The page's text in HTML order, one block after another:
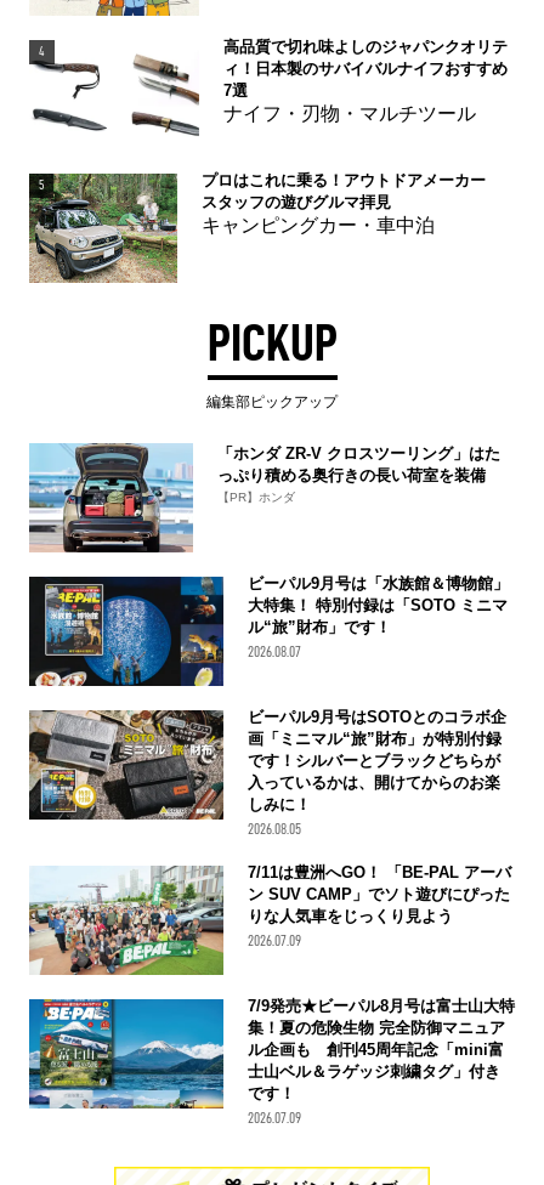
4
高品質で切れ味よしのジャパンクオリテ
ィ！日本製のサバイバルナイフおすすめ
7選
ナイフ・刃物・マルチツール
5
プロはこれに乗る！アウトドアメーカー
スタッフの遊びグルマ拝見
キャンピングカー・車中泊
PICKUP
編集部ピックアップ
「ホンダ ZR-V クロスツーリング」はた
っぷり積める奥行きの長い荷室を装備
【PR】ホンダ
ビーパル9月号は「水族館＆博物館」
大特集！ 特別付録は「SOTO ミニマ
ル“旅”財布」です！
2026.08.07
ビーパル9月号はSOTOとのコラボ企
画「ミニマル“旅”財布」が特別付録
です！シルバーとブラックどちらが
入っているかは、開けてからのお楽
しみに！
2026.08.05
7/11は豊洲へGO！ 「BE-PAL アーバ
ン SUV CAMP」でソト遊びにぴった
りな人気車をじっくり見よう
2026.07.09
7/9発売★ビーパル8月号は富士山大特
集！夏の危険生物 完全防御マニュア
ル企画も 創刊45周年記念「mini富
士山ベル＆ラゲッジ刺繍タグ」付き
です！
2026.07.09